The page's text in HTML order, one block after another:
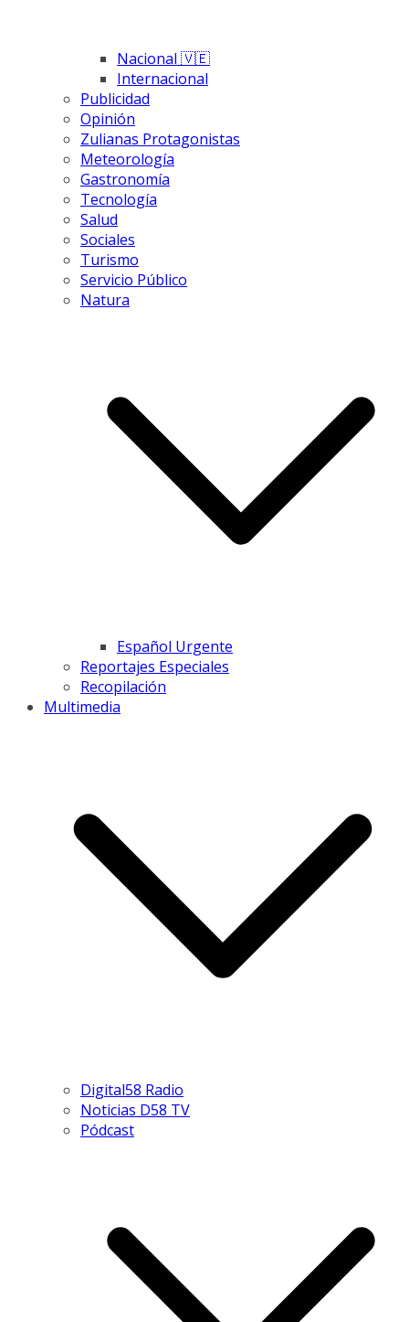
Nacional 🇻🇪
Internacional
Publicidad
Opinión
Zulianas Protagonistas
Meteorología
Gastronomía
Tecnología
Salud
Sociales
Turismo
Servicio Público
Natura
Español Urgente
Reportajes Especiales
Recopilación
Multimedia
Digital58 Radio
Noticias D58 TV
Pódcast